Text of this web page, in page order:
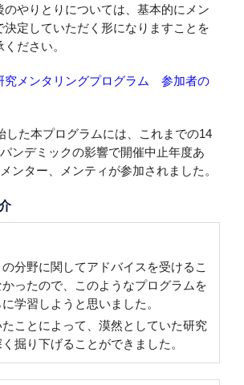
のやりとりについては、基本的にメン
決定していただく形になりますことを
ださい。
究メンタリングプログラム 参加者の
した本プログラムには、これまでの14
ンデミックの影響で開催中止年度あ
ンター、メンティが参加されました。
分野に関してアドバイスを受けるこ
かったので、このようなプログラムを
学習しようと思いました。
たことによって、漠然としていた研究
掘り下げることができました。